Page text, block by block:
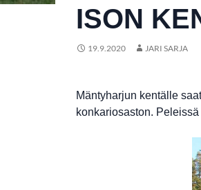
ISON
19.9.2020 JARI SARJA
Mäntyharjun kentälle
konkariosaston.